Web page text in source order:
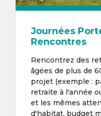
Journées
Rencontres
Rencontrez des
âgées de plus de
projet (exemple :
retraite à l'année
et les mêmes
d'habitat, budget